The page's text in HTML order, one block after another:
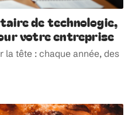
de technologie,
votre entreprise
la tête : chaque année, des